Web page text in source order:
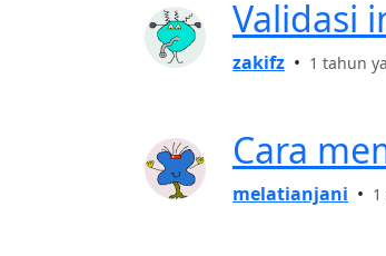
Validasi
zakifz • 1 tahun
Cara
melatianjani •